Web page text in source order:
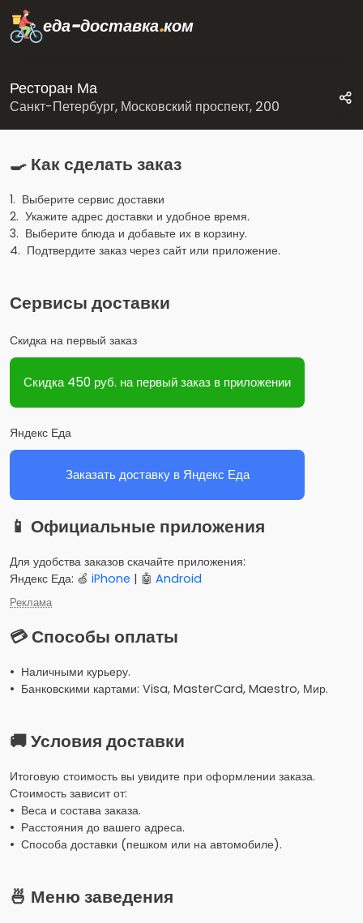
еда-доставка.ком
Ресторан Ма
Санкт-Петербург, Московский проспект, 200
🍳 Как сделать заказ
1. Выберите сервис доставки
2. Укажите адрес доставки и удобное время.
3. Выберите блюда и добавьте их в корзину.
4. Подтвердите заказ через сайт или приложение.
Сервисы доставки
Скидка на первый заказ
Скидка 450 руб. на первый заказ в приложении
Яндекс Еда
Заказать доставку в Яндекс Еда
📱 Официальные приложения
Для удобства заказов скачайте приложения:
Яндекс Еда: 🍏 iPhone | 🤖 Android
Реклама
💳 Способы оплаты
• Наличными курьеру.
• Банковскими картами: Visa, MasterCard, Maestro, Мир.
🚚 Условия доставки
Итоговую стоимость вы увидите при оформлении заказа.
Стоимость зависит от:
• Веса и состава заказа.
• Расстояния до вашего адреса.
• Способа доставки (пешком или на автомобиле).
🍜 Меню заведения